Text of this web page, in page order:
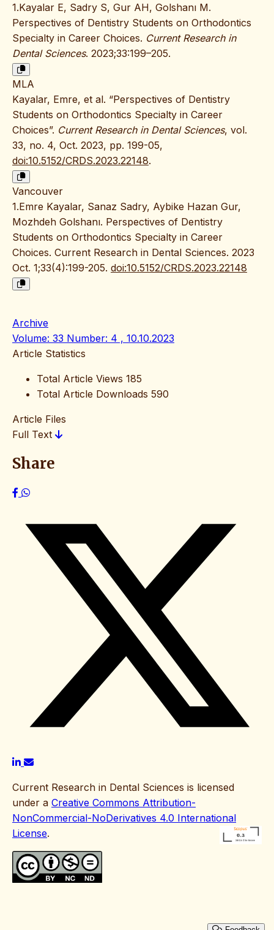
1.Kayalar E, Sadry S, Gur AH, Golshanı M.
Perspectives of Dentistry Students on Orthodontics
Specialty in Career Choices. Current Research in
Dental Sciences. 2023;33:199–205.
MLA
Kayalar, Emre, et al. “Perspectives of Dentistry
Students on Orthodontics Specialty in Career
Choices”. Current Research in Dental Sciences, vol.
33, no. 4, Oct. 2023, pp. 199-05,
doi:10.5152/CRDS.2023.22148.
Vancouver
1.Emre Kayalar, Sanaz Sadry, Aybike Hazan Gur,
Mozhdeh Golshanı. Perspectives of Dentistry
Students on Orthodontics Specialty in Career
Choices. Current Research in Dental Sciences. 2023
Oct. 1;33(4):199-205. doi:10.5152/CRDS.2023.22148
Archive
Volume: 33 Number: 4 , 10.10.2023
Article Statistics
Total Article Views 185
Total Article Downloads 590
Article Files
Full Text
Share
Current Research in Dental Sciences is licensed
under a Creative Commons Attribution-
NonCommercial-NoDerivatives 4.0 International
License.